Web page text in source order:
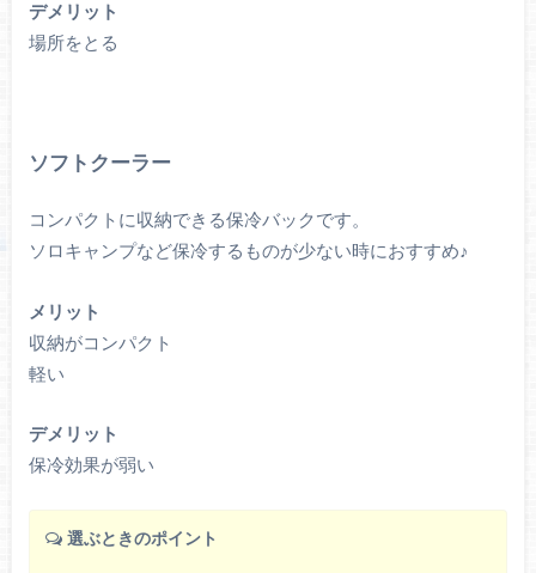
デメリット
場所をとる
ソフトクーラー
コンパクトに収納できる保冷バックです。
ソロキャンプなど保冷するものが少ない時におすすめ♪
メリット
収納がコンパクト
軽い
デメリット
保冷効果が弱い
選ぶときのポイント